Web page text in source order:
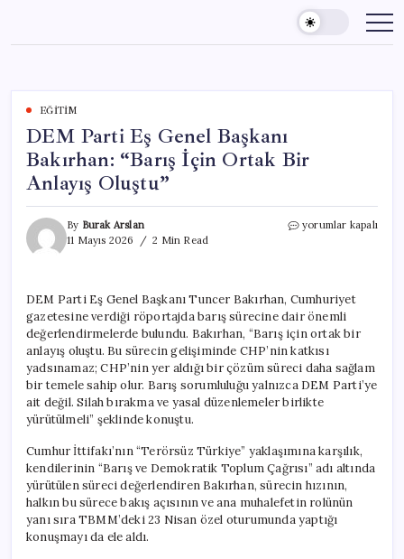
content
EĞITIM
DEM Parti Eş Genel Başkanı
Bakırhan: “Barış İçin Ortak Bir
Anlayış Oluştu”
By Burak Arslan
11 Mayıs 2026
2 Min Read
DEM
Bakırhan:
“Barış
İçin
Ortak
Bir
Oluştu”
için
yorumlar kapalı
DEM Parti Eş Genel Başkanı Tuncer Bakırhan, Cumhuriyet
gazetesine verdiği röportajda barış sürecine dair önemli
değerlendirmelerde bulundu. Bakırhan, “Barış için ortak bir
anlayış oluştu. Bu sürecin gelişiminde CHP’nin katkısı
yadsınamaz; CHP’nin yer aldığı bir çözüm süreci daha sağlam
bir temele sahip olur. Barış sorumluluğu yalnızca DEM Parti’ye
ait değil. Silah bırakma ve yasal düzenlemeler birlikte
yürütülmeli” şeklinde konuştu.
Cumhur İttifakı’nın “Terörsüz Türkiye” yaklaşımına karşılık,
kendilerinin “Barış ve Demokratik Toplum Çağrısı” adı altında
yürütülen süreci değerlendiren Bakırhan, sürecin hızının,
halkın bu sürece bakış açısının ve ana muhalefetin rolünün
yanı sıra TBMM’deki 23 Nisan özel oturumunda yaptığı
konuşmayı da ele aldı.